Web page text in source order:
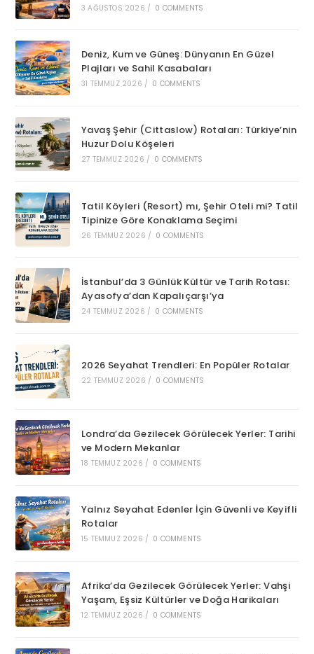
3 AĞUSTOS 2026 / 0 COMMENTS
Deniz, Kum ve Güneş: Dünyanın En Güzel
Plajları ve Sahil Kasabaları
31 TEMMUZ 2026 / 0 COMMENTS
Yavaş Şehir (Cittaslow) Rotaları: Türkiye’nin
Huzur Dolu Köşeleri
27 TEMMUZ 2026 / 0 COMMENTS
Tatil Köyleri (Resort) mı, Şehir Oteli mi? Tatil
Tipinize Göre Konaklama Seçimi
26 TEMMUZ 2026 / 0 COMMENTS
İstanbul’da 3 Günlük Kültür ve Tarih Rotası:
Ayasofya’dan Kapalıçarşı’ya
24 TEMMUZ 2026 / 0 COMMENTS
2026 Seyahat Trendleri: En Popüler Rotalar
22 TEMMUZ 2026 / 0 COMMENTS
Londra’da Gezilecek Görülecek Yerler: Tarihi
ve Modern Mekanlar
18 TEMMUZ 2026 / 0 COMMENTS
Yalnız Seyahat Edenler İçin Güvenli ve Keyifli
Rotalar
15 TEMMUZ 2026 / 0 COMMENTS
Afrika’da Gezilecek Görülecek Yerler: Vahşi
Yaşam, Eşsiz Kültürler ve Doğa Harikaları
12 TEMMUZ 2026 / 0 COMMENTS